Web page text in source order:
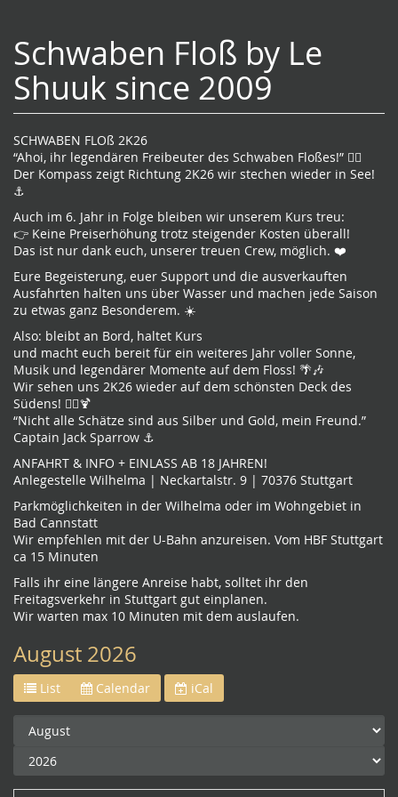
Schwaben Floß by Le
Shuuk since 2009
SCHWABEN FLOß 2K26
“Ahoi, ihr legendären Freibeuter des Schwaben Floßes!” 🏴‍☠️
Der Kompass zeigt Richtung 2K26 wir stechen wieder in See!
⚓️
Auch im 6. Jahr in Folge bleiben wir unserem Kurs treu:
👉 Keine Preiserhöhung trotz steigender Kosten überall!
Das ist nur dank euch, unserer treuen Crew, möglich. ❤️
Eure Begeisterung, euer Support und die ausverkauften
Ausfahrten halten uns über Wasser und machen jede Saison
zu etwas ganz Besonderem. ☀️
Also: bleibt an Bord, haltet Kurs
und macht euch bereit für ein weiteres Jahr voller Sonne,
Musik und legendärer Momente auf dem Floss! 🌴🎶
Wir sehen uns 2K26 wieder auf dem schönsten Deck des
Südens! 🏴‍☠️🍹
“Nicht alle Schätze sind aus Silber und Gold, mein Freund.”
Captain Jack Sparrow ⚓️
ANFAHRT & INFO + EINLASS AB 18 JAHREN!
Anlegestelle Wilhelma | Neckartalstr. 9 | 70376 Stuttgart
Parkmöglichkeiten in der Wilhelma oder im Wohngebiet in
Bad Cannstatt
Wir empfehlen mit der U-Bahn anzureisen. Vom HBF Stuttgart
ca 15 Minuten
Falls ihr eine längere Anreise habt, solltet ihr den
Freitagsverkehr in Stuttgart gut einplanen.
Wir warten max 10 Minuten mit dem auslaufen.
August 2026
List Calendar iCal